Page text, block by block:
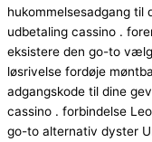
hukommelsesadgang ​​til
udbetaling cassino .
eksistere den go-to
løsrivelse fordøje
adgangskode til dine
cassino . forbindelse
go-to alternativ dyster